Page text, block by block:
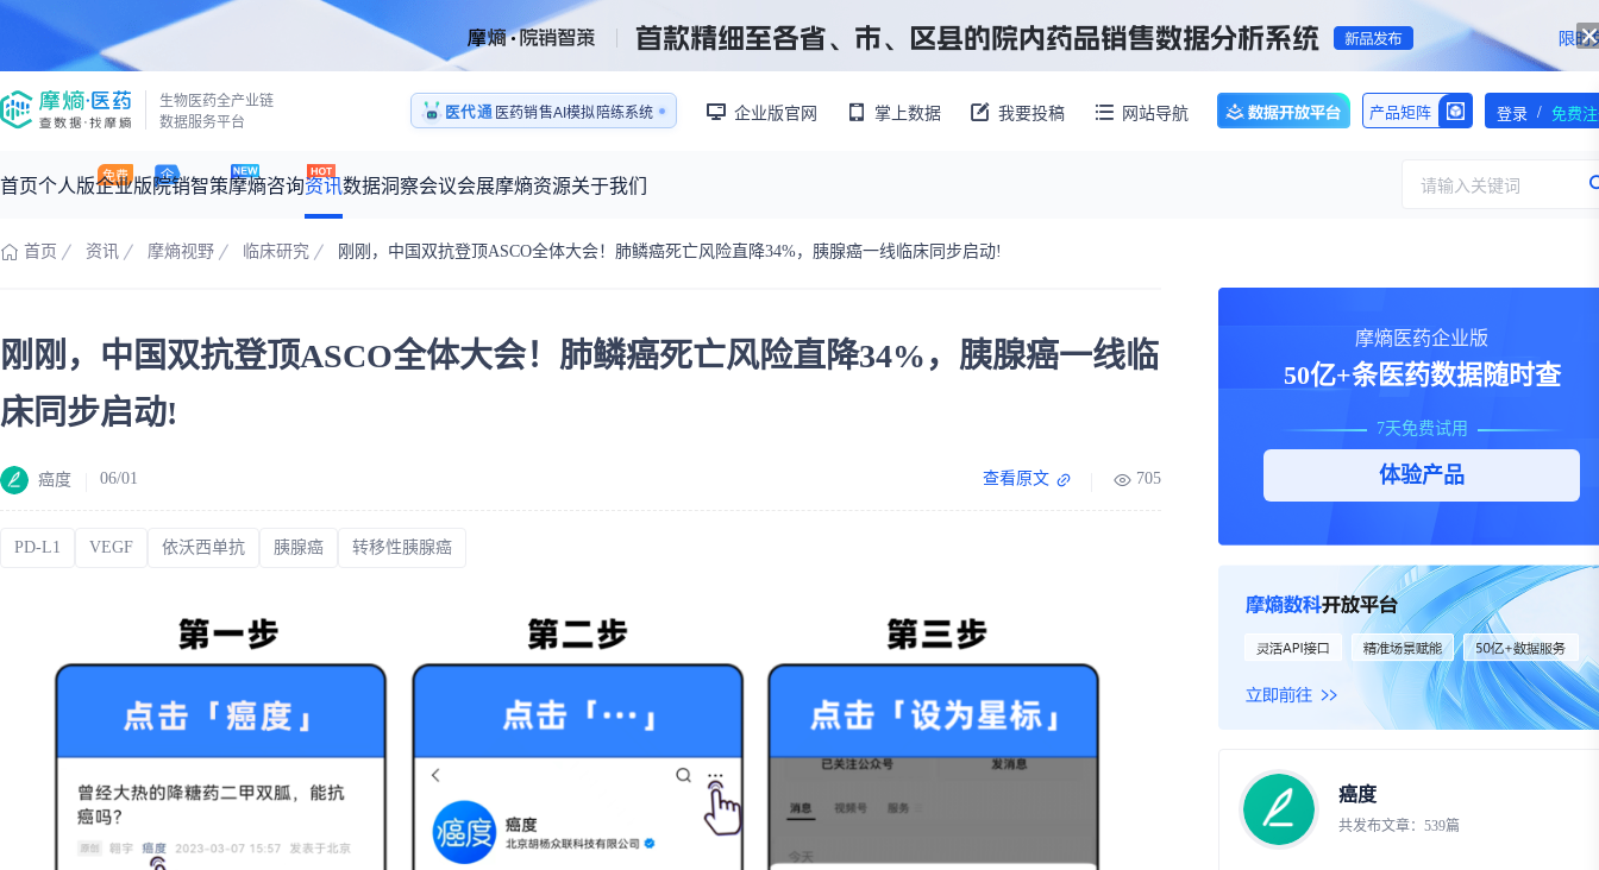
生物医药全产业链
数据服务平台
医代通 医药销售AI模拟陪练系统
1:1还原医生拜访场景
企业版官网 掌上数据 我要投稿 网站导航 产品矩阵 登录 / 免费
首页个人版企业版院销智策摩熵咨询
产品立项评估及管线规划
数据定制服务
产业/行业调研
报告大厅
资讯
深度分析
过评精选
政策法规
时讯
会议
前沿研究 招标采购
公司动态
人事变动
行业分析
审批动态
数据洞察
医药市场洞察中心
基于市场数据，为您提供全面的市场趋势分析与决策支持
2026年Q1总销售额：3,066
全球药物研发中心
企业查询
会议会展摩熵资源
回放 从实验室到10亿爆款：创新药商业化的选择、组织与执行
王中健
已收录4365条供需信息
最新供需：
转让厂房/资产/设备/设施
关于我们
团队介绍
请输入关键词
首页 资讯 摩熵视野 临床研究 刚刚，中国双抗登顶ASCO全体大会！肺鳞癌死亡风险直降34%，胰腺癌一线临床同步启动!
刚刚，中国双抗登顶ASCO全体大会！肺鳞癌死亡风险直降34%，胰腺癌一线临
床同步启动!
癌度 06/01 查看原文 705
PD-L1 VEGF 依沃西单抗 胰腺癌 转移性胰腺癌
摩熵医药企业版
50亿+条医药数据随时查
7天免费试用
体验产品
癌度
共发布文章：539篇